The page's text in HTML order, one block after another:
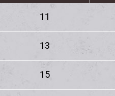
11
13
15